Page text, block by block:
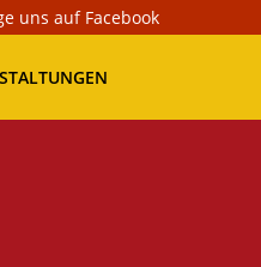
uns auf Facebook